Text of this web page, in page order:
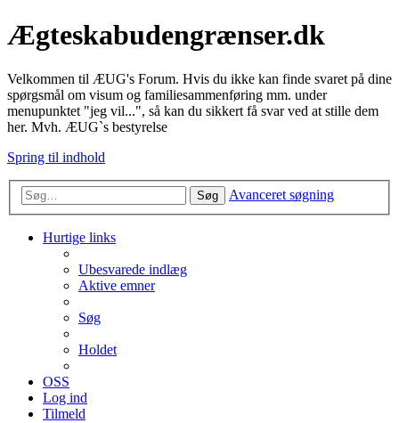
Ægteskabudengrænser.dk
Velkommen til ÆUG's Forum. Hvis du ikke kan finde svaret på dine
spørgsmål om visum og familiesammenføring mm. under
menupunktet "jeg vil...", så kan du sikkert få svar ved at stille dem
her. Mvh. ÆUG`s bestyrelse
Spring til indhold
Søg Avanceret søgning
Hurtige links
Ubesvarede indlæg
Aktive emner
Søg
Holdet
OSS
Log ind
Tilmeld